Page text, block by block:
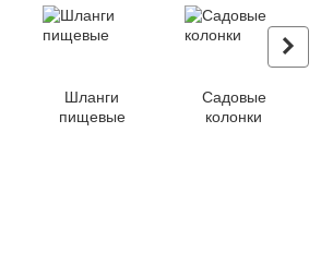
Шланги
пищевые
Садовые
колонки